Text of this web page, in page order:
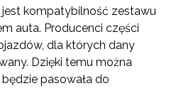
jest kompatybilność zestawu
auta. Producenci części
dla których dany
Dzięki temu można
pasowała do